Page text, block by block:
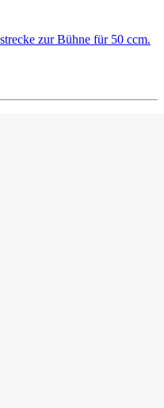
zur Bühne für 50 ccm.